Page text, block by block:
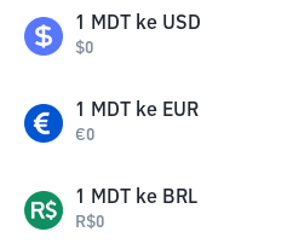
1 MDT ke USD
$0
1 MDT ke EUR
€0
1 MDT ke BRL
R$0